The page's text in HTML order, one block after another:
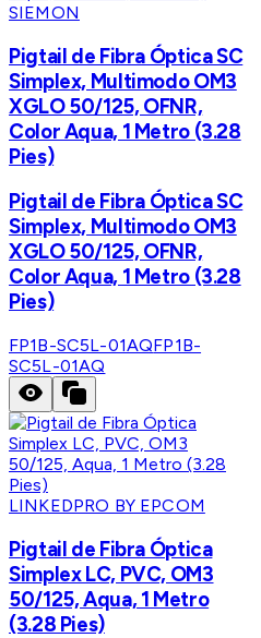
SIEMON
Pigtail de Fibra Óptica SC
Simplex, Multimodo OM3
XGLO 50/125, OFNR,
Color Aqua, 1 Metro (3.28
Pies)
Pigtail de Fibra Óptica SC
Simplex, Multimodo OM3
XGLO 50/125, OFNR,
Color Aqua, 1 Metro (3.28
Pies)
FP1B-SC5L-01AQFP1B-
SC5L-01AQ
LINKEDPRO BY EPCOM
Pigtail de Fibra Óptica
Simplex LC, PVC, OM3
50/125, Aqua, 1 Metro
(3.28 Pies)